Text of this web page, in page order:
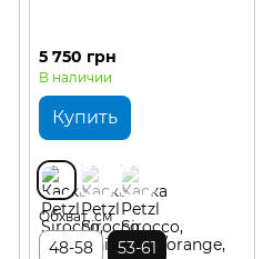
5 750 грн
В наличии
Купить
Обхват, см
48-58 53-61